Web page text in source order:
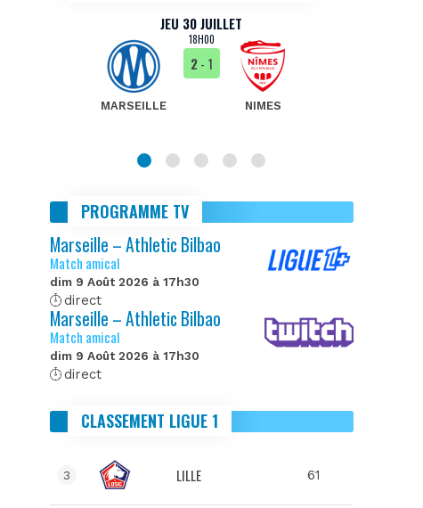
JEU 30 JUILLET
18H00
MARSEILLE
2- 1
NIMES
PROGRAMME TV
Marseille – Athletic Bilbao
Match amical
dim 9 Août 2026 à 17h30
direct
Marseille – Athletic Bilbao
Match amical
dim 9 Août 2026 à 17h30
direct
CLASSEMENT LIGUE 1
3 LILLE 61